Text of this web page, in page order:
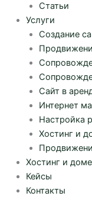
Статьи
Услуги
Создание
Сайт в
Интернет
Настройка
Хостинг и
Хостинг и
Кейсы
Контакты